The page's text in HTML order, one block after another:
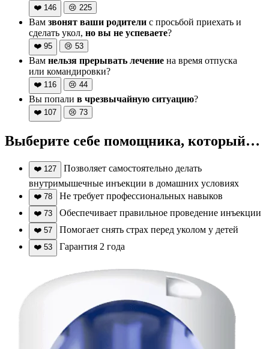
❤️ 146 😢 225
Вам звонят ваши родители с просьбой приехать и
сделать укол, но вы не успеваете?
❤️ 95 😢 53
Вам нельзя прерывать лечение на время отпуска
или командировки?
❤️ 116 😢 44
Вы попали в чрезвычайную ситуацию?
❤️ 107 😢 73
Выберите себе помощника, который…
❤️ 127
Позволяет самостоятельно делать
внутримышечные инъекции в домашних условиях
❤️ 78 Не требует профессиональных навыков
❤️ 73 Обеспечивает правильное проведение инъекции
❤️ 57 Помогает снять страх перед уколом у детей
❤️ 53 Гарантия 2 года